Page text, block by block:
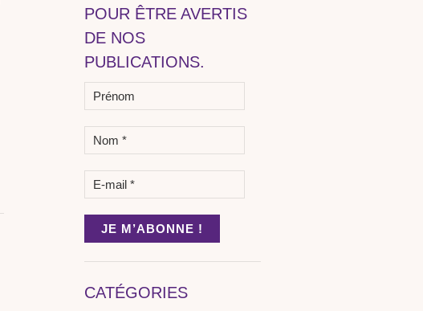
POUR ÊTRE AVERTIS
DE NOS
PUBLICATIONS.
CATÉGORIES